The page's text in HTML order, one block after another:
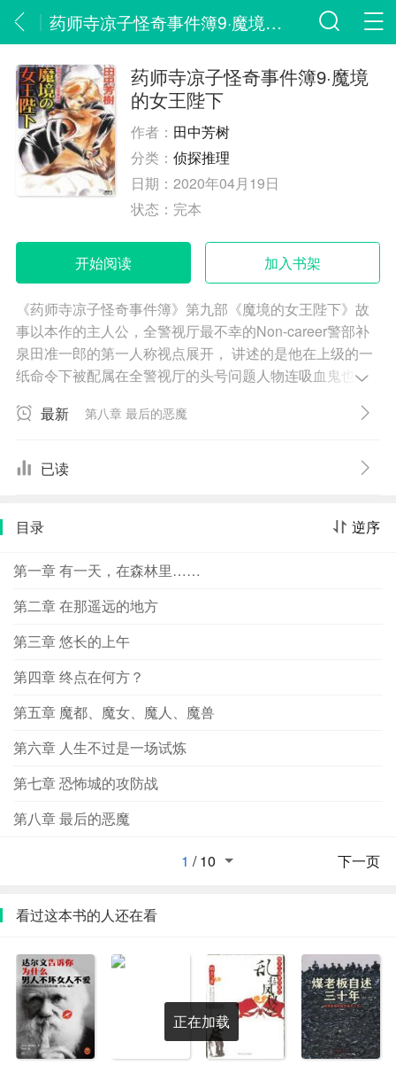
药师寺凉子怪奇事件簿9·魔境的女王陛下
药师寺凉子怪奇事件簿9·魔境
的女王陛下
作者： 田中芳树
分类：侦探推理
日期：2020年04月19日
状态： 完本
开始阅读 加入书架
《药师寺凉子怪奇事件簿》第九部《魔境的女王陛下》故
事以本作的主人公，全警视厅最不幸的Non-career警部补
泉田准一郎的第一人称视点展开， 讲述的是他在上级的一
纸命令下被配属在全警视厅的头号问题人物连吸血鬼也怕
独尊性格的御姐警视解决一系列他们所遇到的怪奇案件的
最新 第八章 最后的恶魔
已读
逆序
目录
第一章 有一天，在森林里……
第二章 在那遥远的地方
第三章 悠长的上午
第四章 终点在何方？
第五章 魔都、魔女、魔人、魔兽
第六章 人生不过是一场试炼
第七章 恐怖城的攻防战
第八章 最后的恶魔
下一页
1 /10
看过这本书的人还在看
正在加载